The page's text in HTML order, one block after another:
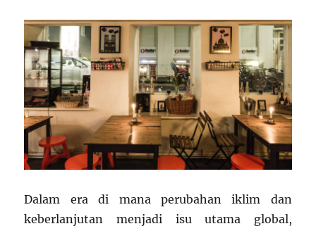
Dalam era di mana perubahan iklim dan
keberlanjutan menjadi isu utama global,